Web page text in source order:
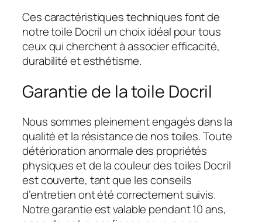
Ces caractéristiques techniques font de
notre toile Docril un choix idéal pour tous
ceux qui cherchent à associer efficacité,
durabilité et esthétisme.
Garantie de la toile Docril
Nous sommes pleinement engagés dans la
qualité et la résistance de nos toiles. Toute
détérioration anormale des propriétés
physiques et de la couleur des toiles Docril
est couverte, tant que les conseils
d’entretien ont été correctement suivis.
Notre garantie est valable pendant 10 ans,